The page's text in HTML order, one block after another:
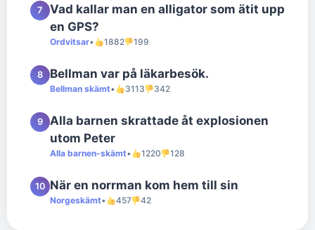
7
Vad kallar man en alligator som ätit upp
en GPS?
Ordvitsar• 1882 199
8 Bellman var på läkarbesök.
Bellman skämt• 3113 342
9
Alla barnen skrattade åt explosionen
utom Peter
Alla barnen-skämt• 1220 128
10 När en norrman kom hem till sin
Norgeskämt• 457 42